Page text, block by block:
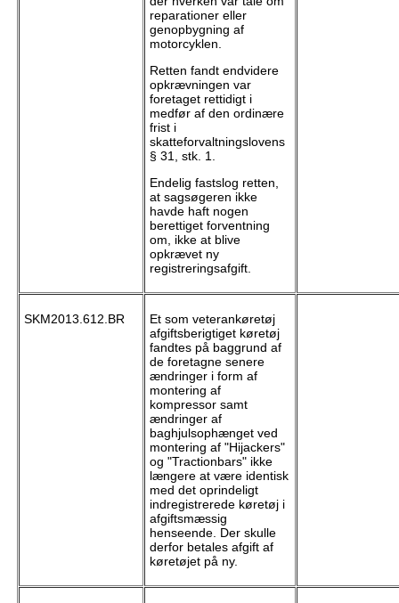
reparationer eller
genopbygning af
motorcyklen.
Retten fandt endvidere
opkrævningen var
foretaget rettidigt i
medfør af den ordinære
frist i
skatteforvaltningslovens
§ 31, stk. 1.
Endelig fastslog retten,
at sagsøgeren ikke
havde haft nogen
berettiget forventning
om, ikke at blive
opkrævet ny
registreringsafgift.
SKM2013.612.BR
Et som veterankøretøj
afgiftsberigtiget køretøj
fandtes på baggrund af
de foretagne senere
ændringer i form af
montering af
kompressor samt
ændringer af
baghjulsophænget ved
montering af "Hijackers"
og "Tractionbars" ikke
længere at være identisk
med det oprindeligt
indregistrerede køretøj i
afgiftsmæssig
henseende. Der skulle
derfor betales afgift af
køretøjet på ny.